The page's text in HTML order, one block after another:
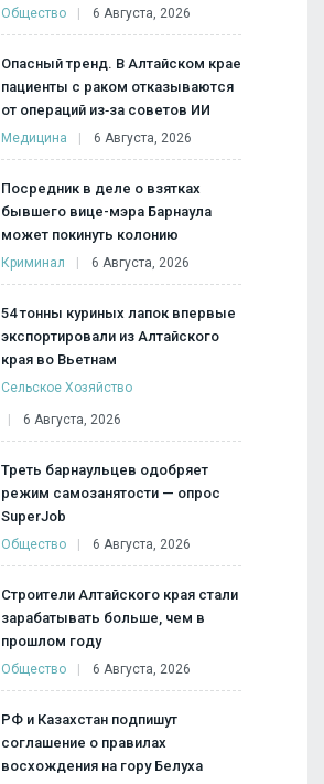
Общество 6 Августа, 2026
Опасный тренд. В Алтайском крае
пациенты с раком отказываются
от операций из‑за советов ИИ
Медицина 6 Августа, 2026
Посредник в деле о взятках
бывшего вице-мэра Барнаула
может покинуть колонию
Криминал 6 Августа, 2026
54 тонны куриных лапок впервые
экспортировали из Алтайского
края во Вьетнам
Сельское Хозяйство
6 Августа, 2026
Треть барнаульцев одобряет
режим самозанятости — опрос
SuperJob
Общество 6 Августа, 2026
Строители Алтайского края стали
зарабатывать больше, чем в
прошлом году
Общество 6 Августа, 2026
РФ и Казахстан подпишут
соглашение о правилах
восхождения на гору Белуха